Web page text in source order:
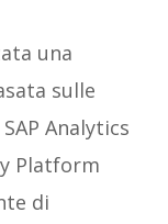
una
sulle
Analytics
Platform
di